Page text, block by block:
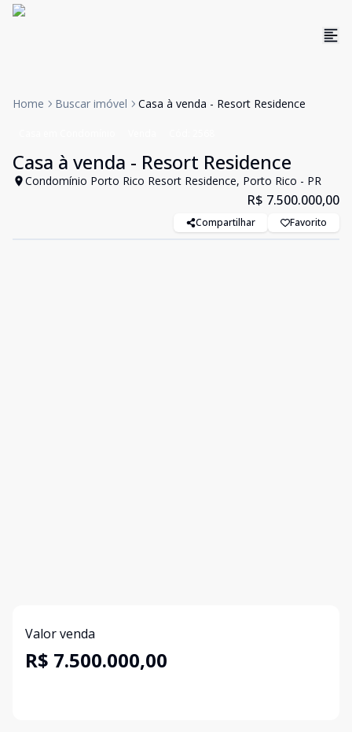
Home Buscar imóvel Casa à venda - Resort Residence
Casa à venda - Resort Residence
Condomínio Porto Rico Resort Residence, Porto Rico - PR
R$ 7.500.000,00
Compartilhar Favorito
Valor venda
R$ 7.500.000,00